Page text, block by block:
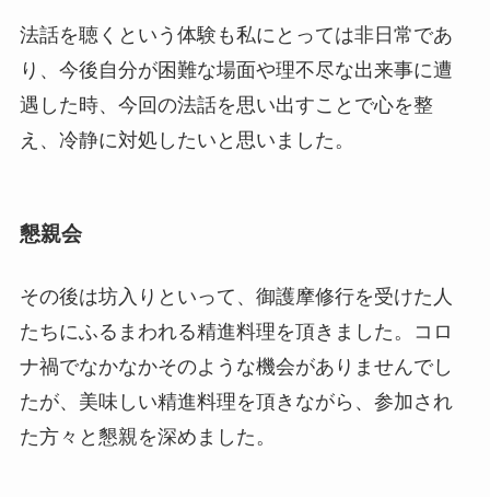
法話を聴くという体験も私にとっては非日常であ
り、今後自分が困難な場面や理不尽な出来事に遭
遇した時、今回の法話を思い出すことで心を整
え、冷静に対処したいと思いました。
懇親会
その後は坊入りといって、御護摩修行を受けた人
たちにふるまわれる精進料理を頂きました。コロ
ナ禍でなかなかそのような機会がありませんでし
たが、美味しい精進料理を頂きながら、参加され
た方々と懇親を深めました。